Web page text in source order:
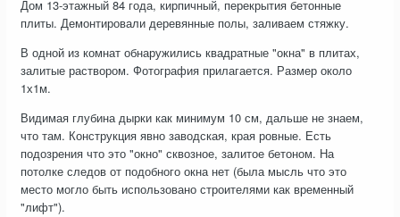
Дом 13-этажный 84 года, кирпичный, перекрытия бетонные
плиты. Демонтировали деревянные полы, заливаем стяжку.
В одной из комнат обнаружились квадратные "окна" в плитах,
залитые раствором. Фотография прилагается. Размер около
1х1м.
Видимая глубина дырки как минимум 10 см, дальше не знаем,
что там. Конструкция явно заводская, края ровные. Есть
подозрения что это "окно" сквозное, залитое бетоном. На
потолке следов от подобного окна нет (была мысль что это
место могло быть использовано строителями как временный
"лифт").